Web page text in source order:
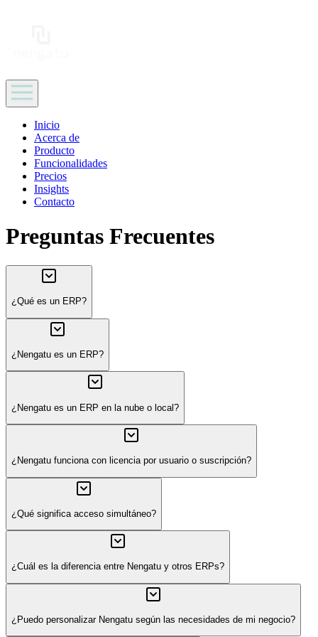
Inicio
Acerca de
Producto
Funcionalidades
Precios
Insights
Contacto
Preguntas Frecuentes
¿Qué es un ERP?
¿Nengatu es un ERP?
¿Nengatu es un ERP en la nube o local?
¿Nengatu funciona con licencia por usuario o suscripción?
¿Qué significa acceso simultáneo?
¿Cuál es la diferencia entre Nengatu y otros ERPs?
¿Puedo personalizar Nengatu según las necesidades de mi negocio?